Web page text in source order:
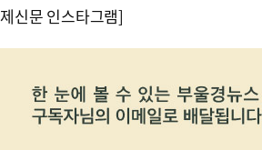
신문 인스타그램]